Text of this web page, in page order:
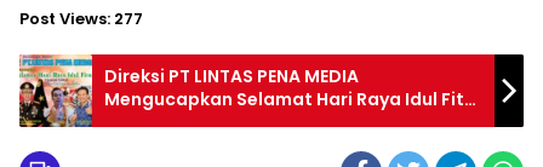
Post Views: 277
Direksi PT LINTAS PENA MEDIA
Mengucapkan Selamat Hari Raya Idul Fitri
1446-H